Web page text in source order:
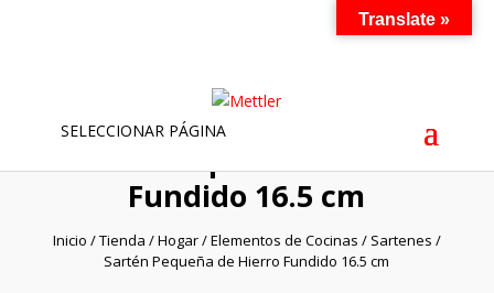
SELECCIONAR PÁGINA
Sartén Pequeña de Hierro
Fundido 16.5 cm
Inicio /Tienda /Hogar/Elementos de Cocinas / Sartenes /
Sartén Pequeña de Hierro Fundido 16.5 cm
Translate »